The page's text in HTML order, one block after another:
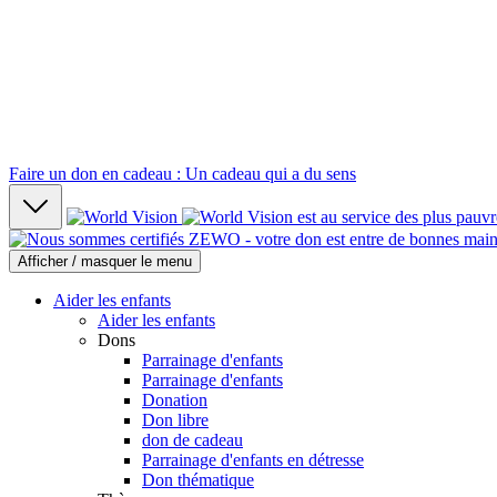
Faire un don en cadeau : Un cadeau qui a du sens
Afficher / masquer le menu
Aider les enfants
Aider les enfants
Dons
Parrainage d'enfants
Parrainage d'enfants
Donation
Don libre
don de cadeau
Parrainage d'enfants en détresse
Don thématique